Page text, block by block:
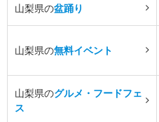
山梨県の盆踊り
山梨県の無料イベント
山梨県のグルメ・フードフェ
ス